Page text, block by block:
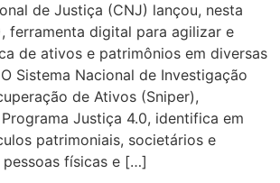
de Justiça (CNJ) lançou, nesta
ferramenta digital para agilizar e
de ativos e patrimônios em diversas
Sistema Nacional de Investigação
de Ativos (Sniper),
Justiça 4.0, identifica em
patrimoniais, societários e
físicas e […]